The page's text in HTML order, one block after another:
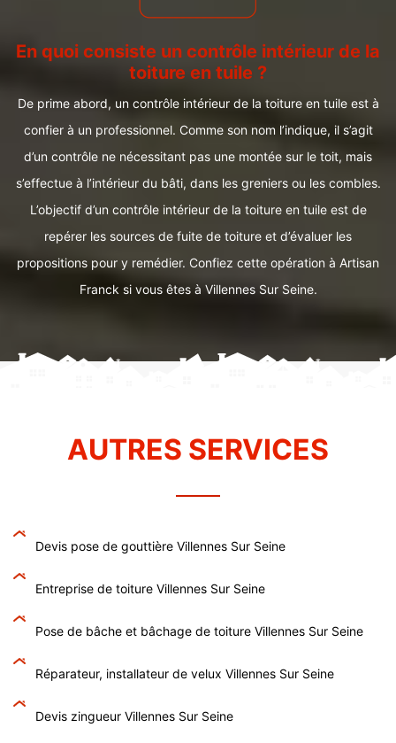
En quoi consiste un contrôle intérieur de la
toiture en tuile ?
De prime abord, un contrôle intérieur de la toiture en tuile est à
confier à un professionnel. Comme son nom l’indique, il s’agit
d’un contrôle ne nécessitant pas une montée sur le toit, mais
s’effectue à l’intérieur du bâti, dans les greniers ou les combles.
L’objectif d’un contrôle intérieur de la toiture en tuile est de
repérer les sources de fuite de toiture et d’évaluer les
propositions pour y remédier. Confiez cette opération à Artisan
Franck si vous êtes à Villennes Sur Seine.
AUTRES SERVICES
Devis pose de gouttière Villennes Sur Seine
Entreprise de toiture Villennes Sur Seine
Pose de bâche et bâchage de toiture Villennes Sur Seine
Réparateur, installateur de velux Villennes Sur Seine
Devis zingueur Villennes Sur Seine